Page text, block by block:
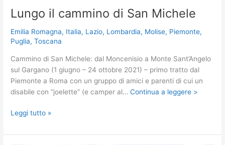
Lungo il cammino di San Michele
Emilia Romagna, Italia, Lazio, Lombardia, Molise, Piemonte,
Puglia,Toscana
Cammino di San Michele: dal Moncenisio a Monte Sant’Angelo
sul Gargano (1 giugno – 24 ottobre 2021) – primo tratto dal
Piemonte a Roma con un gruppo di amici e parenti di cui un
disabile con “joelette” (e camper al…Continua a leggere >
Lungo
cammino
Leggi tutto »